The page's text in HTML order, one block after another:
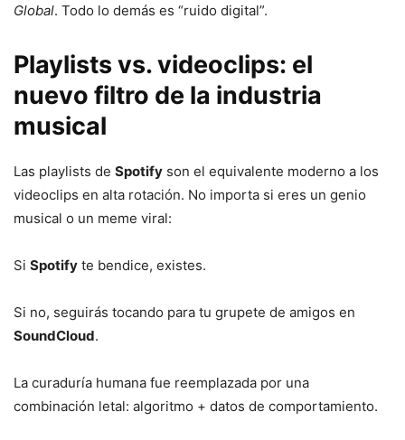
Global. Todo lo demás es “ruido digital”.
Playlists vs. videoclips: el
nuevo filtro de la industria
musical
Las playlists de Spotify son el equivalente moderno a los
videoclips en alta rotación. No importa si eres un genio
musical o un meme viral:
Si Spotify te bendice, existes.
Si no, seguirás tocando para tu grupete de amigos en
SoundCloud.
La curaduría humana fue reemplazada por una
combinación letal: algoritmo + datos de comportamiento.